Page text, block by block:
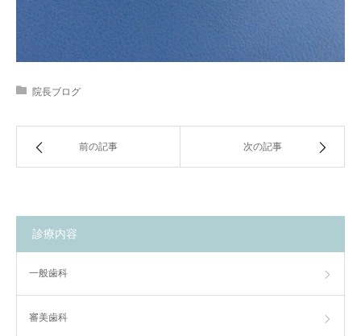
院長ブログ
前の記事 次の記事
診療内容
一般歯科
審美歯科